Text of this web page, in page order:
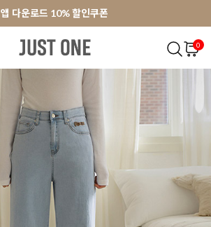
앱 다운로드 10% 할인쿠폰
회원가입 쿠폰 3000원
앱 다운로드 10% 할인쿠폰
회원가입 쿠폰 3000원
0
오늘출발 MADE . J 팬츠